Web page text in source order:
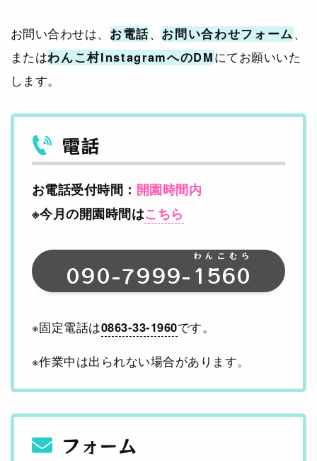
お問い合わせは、 お電話、お問い合わせフォーム、
またはわんこ村InstagramへのDMにてお願いいた
します。
電話
お電話受付時間： 開園時間内
※今月の開園時間はこちら
090-7999- 1560
わんこむら
※固定電話は0863-33-1960です。
※作業中は出られない場合があります。
フォーム